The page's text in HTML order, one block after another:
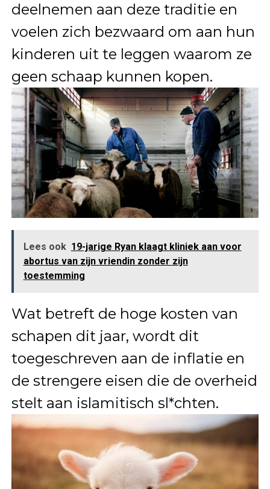
deelnemen aan deze traditie en
voelen zich bezwaard om aan hun
kinderen uit te leggen waarom ze
geen schaap kunnen kopen.
Lees ook 19-jarige Ryan klaagt kliniek aan voor
abortus van zijn vriendin zonder zijn
toestemming
Wat betreft de hoge kosten van
schapen dit jaar, wordt dit
toegeschreven aan de inflatie en
de strengere eisen die de overheid
stelt aan islamitisch sl*chten.